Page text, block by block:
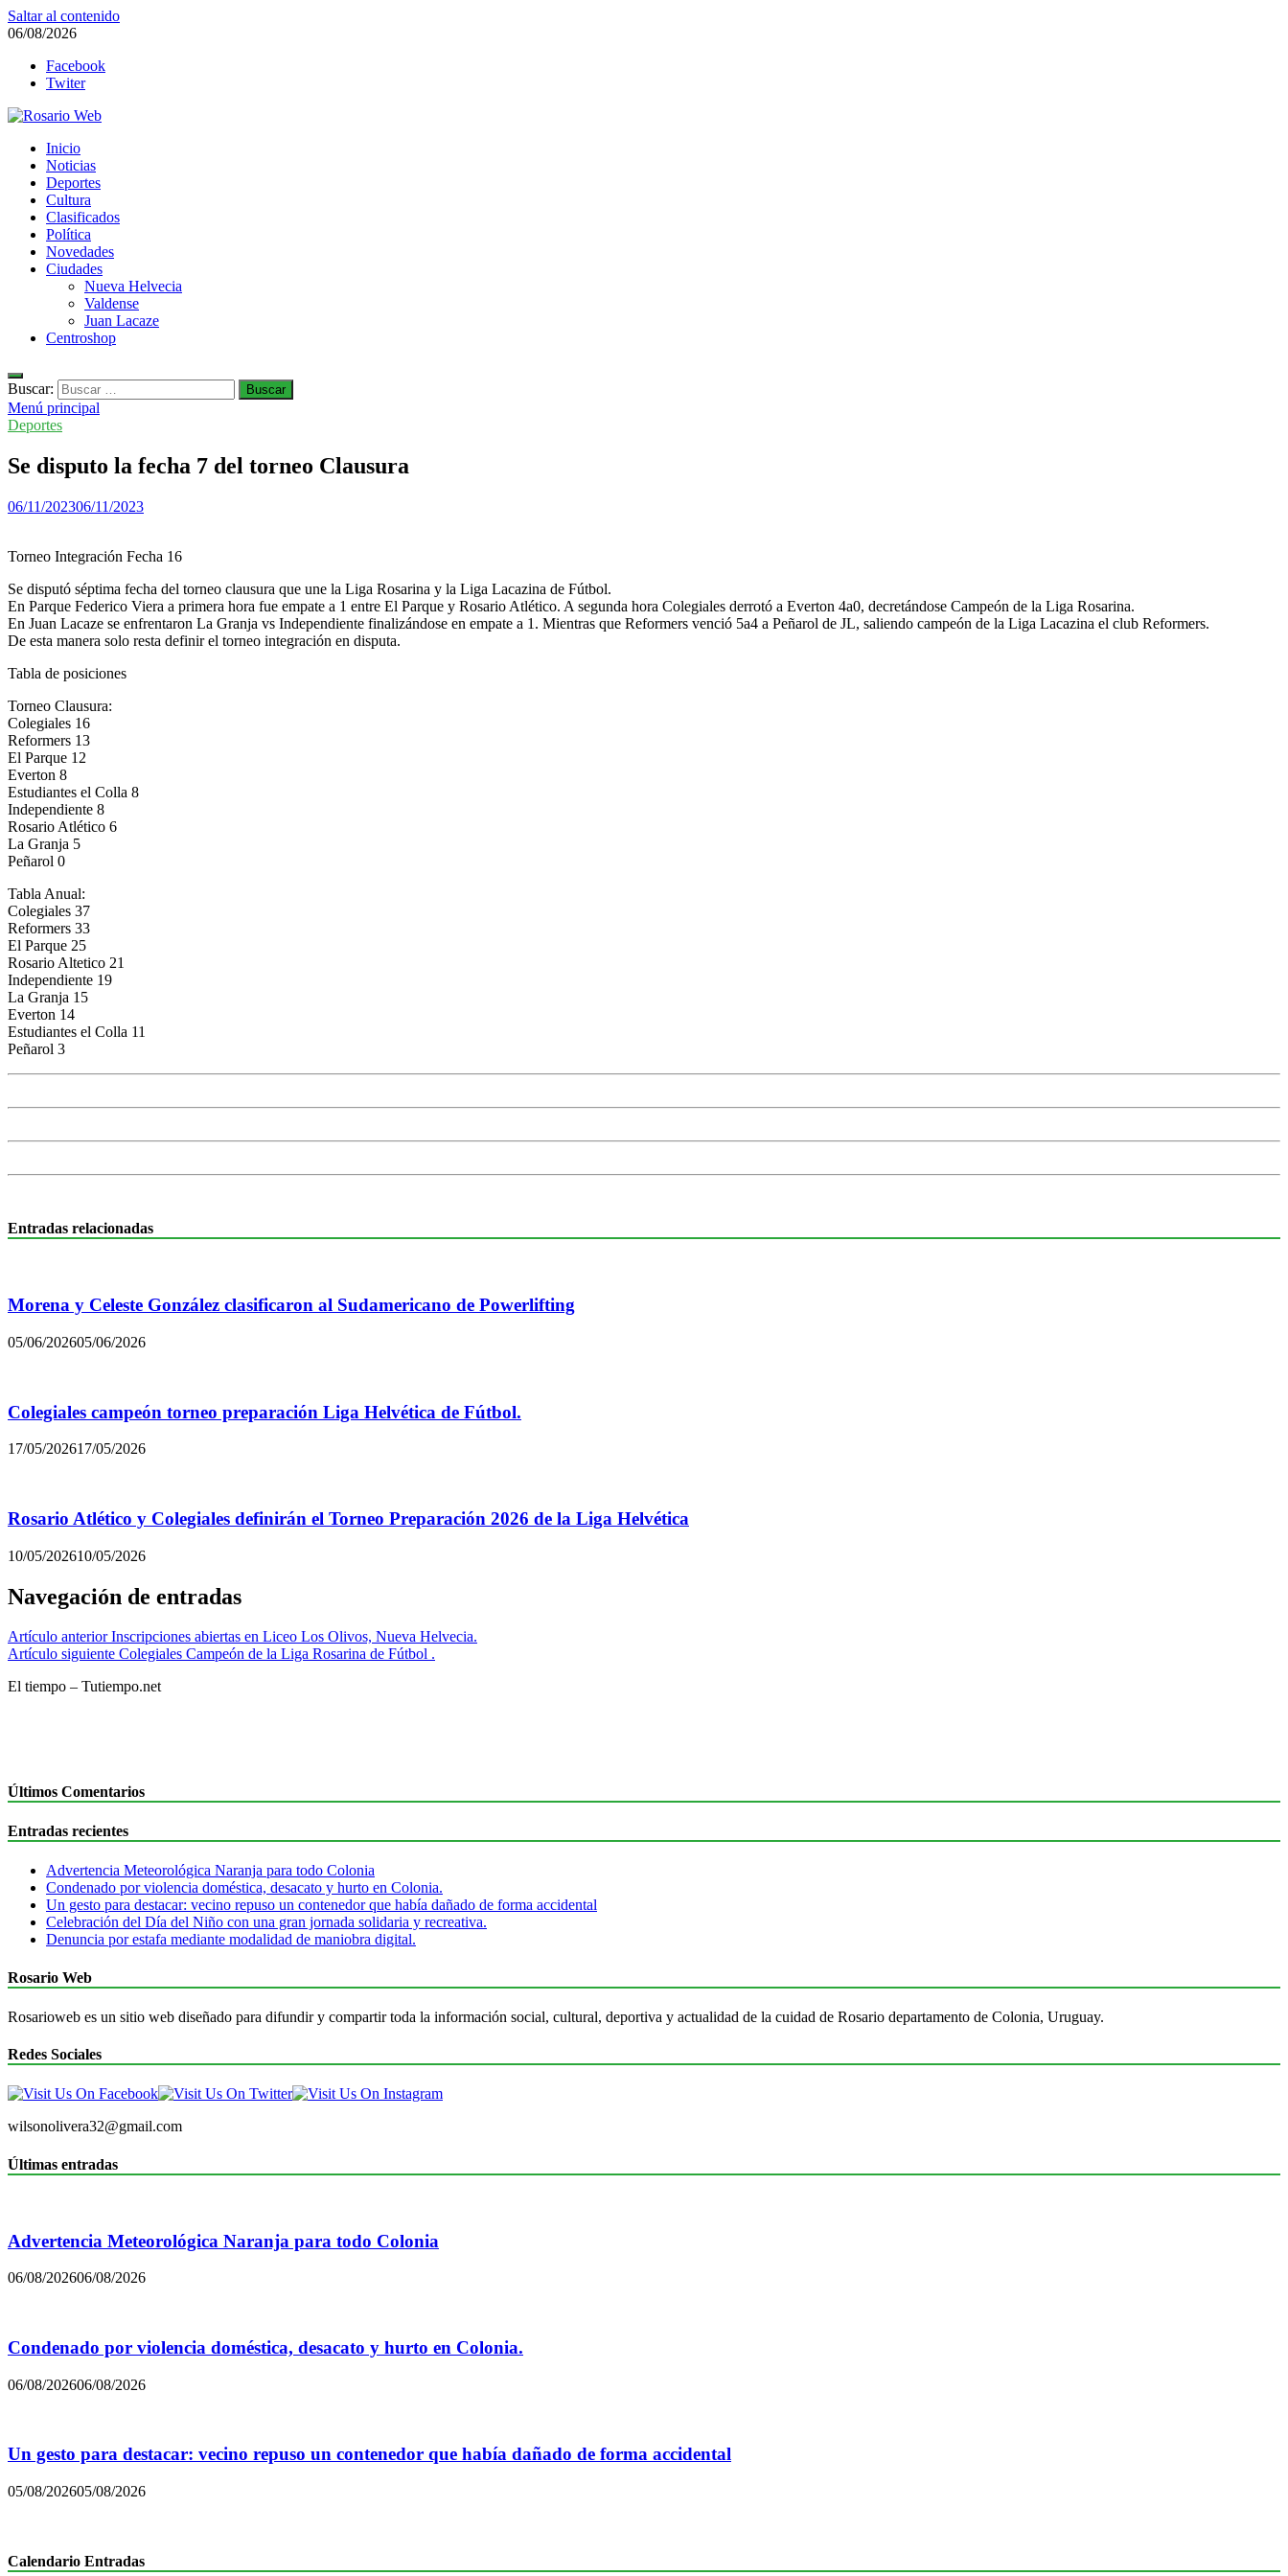
Saltar al contenido
06/08/2026
Facebook
Twiter
Rosario Web
Todas la noticias de Rosario y la zona
Inicio
Noticias
Deportes
Cultura
Clasificados
Política
Novedades
Ciudades
Nueva Helvecia
Valdense
Juan Lacaze
Centroshop
Buscar:
Menú principal
Deportes
Se disputo la fecha 7 del torneo Clausura
06/11/202306/11/2023
Torneo Integración Fecha 16
Se disputó séptima fecha del torneo clausura que une la Liga Rosarina y la Liga Lacazina de Fútbol.
En Parque Federico Viera a primera hora fue empate a 1 entre El Parque y Rosario Atlético. A segunda hora Colegiales derrotó a Everton 4a0, decretándose Campeón de la Liga Rosarina.
En Juan Lacaze se enfrentaron La Granja vs Independiente finalizándose en empate a 1. Mientras que Reformers venció 5a4 a Peñarol de JL, saliendo campeón de la Liga Lacazina el club Reformers.
De esta manera solo resta definir el torneo integración en disputa.
Tabla de posiciones
Torneo Clausura:
Colegiales 16
Reformers 13
El Parque 12
Everton 8
Estudiantes el Colla 8
Independiente 8
Rosario Atlético 6
La Granja 5
Peñarol 0
Tabla Anual:
Colegiales 37
Reformers 33
El Parque 25
Rosario Altetico 21
Independiente 19
La Granja 15
Everton 14
Estudiantes el Colla 11
Peñarol 3
Entradas relacionadas
Morena y Celeste González clasificaron al Sudamericano de Powerlifting
05/06/202605/06/2026
Colegiales campeón torneo preparación Liga Helvética de Fútbol.
17/05/202617/05/2026
Rosario Atlético y Colegiales definirán el Torneo Preparación 2026 de la Liga Helvética
10/05/202610/05/2026
Navegación de entradas
Artículo anterior Inscripciones abiertas en Liceo Los Olivos, Nueva Helvecia.
Artículo siguiente Colegiales Campeón de la Liga Rosarina de Fútbol .
El tiempo – Tutiempo.net
Últimos Comentarios
Entradas recientes
Advertencia Meteorológica Naranja para todo Colonia
Condenado por violencia doméstica, desacato y hurto en Colonia.
Un gesto para destacar: vecino repuso un contenedor que había dañado de forma accidental
Celebración del Día del Niño con una gran jornada solidaria y recreativa.
Denuncia por estafa mediante modalidad de maniobra digital.
Rosario Web
Rosarioweb es un sitio web diseñado para difundir y compartir toda la información social, cultural, deportiva y actualidad de la cuidad de Rosario departamento de Colonia, Uruguay.
Redes Sociales
wilsonolivera32@gmail.com
Últimas entradas
Advertencia Meteorológica Naranja para todo Colonia
06/08/202606/08/2026
Condenado por violencia doméstica, desacato y hurto en Colonia.
06/08/202606/08/2026
Un gesto para destacar: vecino repuso un contenedor que había dañado de forma accidental
05/08/202605/08/2026
Calendario Entradas